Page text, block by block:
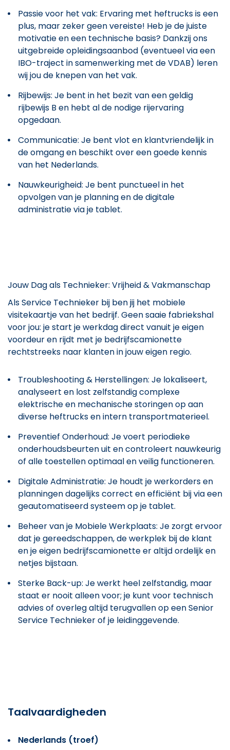
Passie voor het vak: Ervaring met heftrucks is een
plus, maar zeker geen vereiste! Heb je de juiste
motivatie en een technische basis? Dankzij ons
uitgebreide opleidingsaanbod (eventueel via een
IBO-traject in samenwerking met de VDAB) leren
wij jou de knepen van het vak.
Rijbewijs: Je bent in het bezit van een geldig
rijbewijs B en hebt al de nodige rijervaring
opgedaan.
Communicatie: Je bent vlot en klantvriendelijk in
de omgang en beschikt over een goede kennis
van het Nederlands.
Nauwkeurigheid: Je bent punctueel in het
opvolgen van je planning en de digitale
administratie via je tablet.
Jouw Dag als Technieker: Vrijheid & Vakmanschap
Als Service Technieker bij ben jij het mobiele
visitekaartje van het bedrijf. Geen saaie fabriekshal
voor jou: je start je werkdag direct vanuit je eigen
voordeur en rijdt met je bedrijfscamionette
rechtstreeks naar klanten in jouw eigen regio.
Troubleshooting & Herstellingen: Je lokaliseert,
analyseert en lost zelfstandig complexe
elektrische en mechanische storingen op aan
diverse heftrucks en intern transportmaterieel.
Preventief Onderhoud: Je voert periodieke
onderhoudsbeurten uit en controleert nauwkeurig
of alle toestellen optimaal en veilig functioneren.
Digitale Administratie: Je houdt je werkorders en
planningen dagelijks correct en efficiënt bij via een
geautomatiseerd systeem op je tablet.
Beheer van je Mobiele Werkplaats: Je zorgt ervoor
dat je gereedschappen, de werkplek bij de klant
en je eigen bedrijfscamionette er altijd ordelijk en
netjes bijstaan.
Sterke Back-up: Je werkt heel zelfstandig, maar
staat er nooit alleen voor; je kunt voor technisch
advies of overleg altijd terugvallen op een Senior
Service Technieker of je leidinggevende.
Taalvaardigheden
Nederlands (troef)